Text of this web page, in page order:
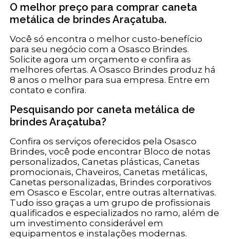
O melhor preço para comprar caneta
metálica de brindes Araçatuba.
Você só encontra o melhor custo-benefício
para seu negócio com a Osasco Brindes.
Solicite agora um orçamento e confira as
melhores ofertas. A Osasco Brindes produz há
8 anos o melhor para sua empresa. Entre em
contato e confira.
Pesquisando por caneta metálica de
brindes Araçatuba?
Confira os serviços oferecidos pela Osasco
Brindes, você pode encontrar Bloco de notas
personalizados, Canetas plásticas, Canetas
promocionais, Chaveiros, Canetas metálicas,
Canetas personalizadas, Brindes corporativos
em Osasco e Escolar, entre outras alternativas.
Tudo isso graças a um grupo de profissionais
qualificados e especializados no ramo, além de
um investimento considerável em
equipamentos e instalações modernas.